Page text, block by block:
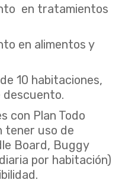
en tratamientos
en alimentos y
10 habitaciones,
descuento.
con Plan Todo
tener uso de
Board, Buggy
por habitación)